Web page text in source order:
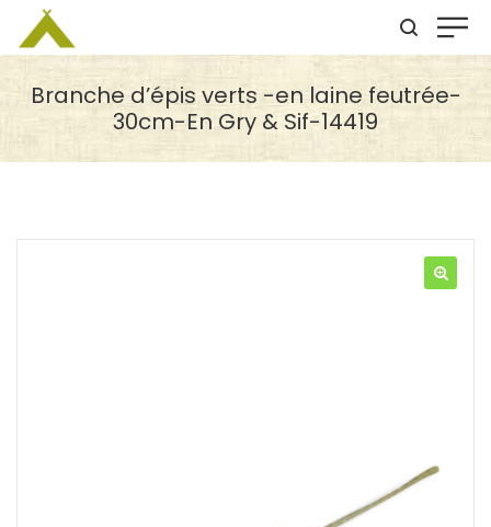
Branche d’épis verts -en laine feutrée-
30cm-En Gry & Sif-14419